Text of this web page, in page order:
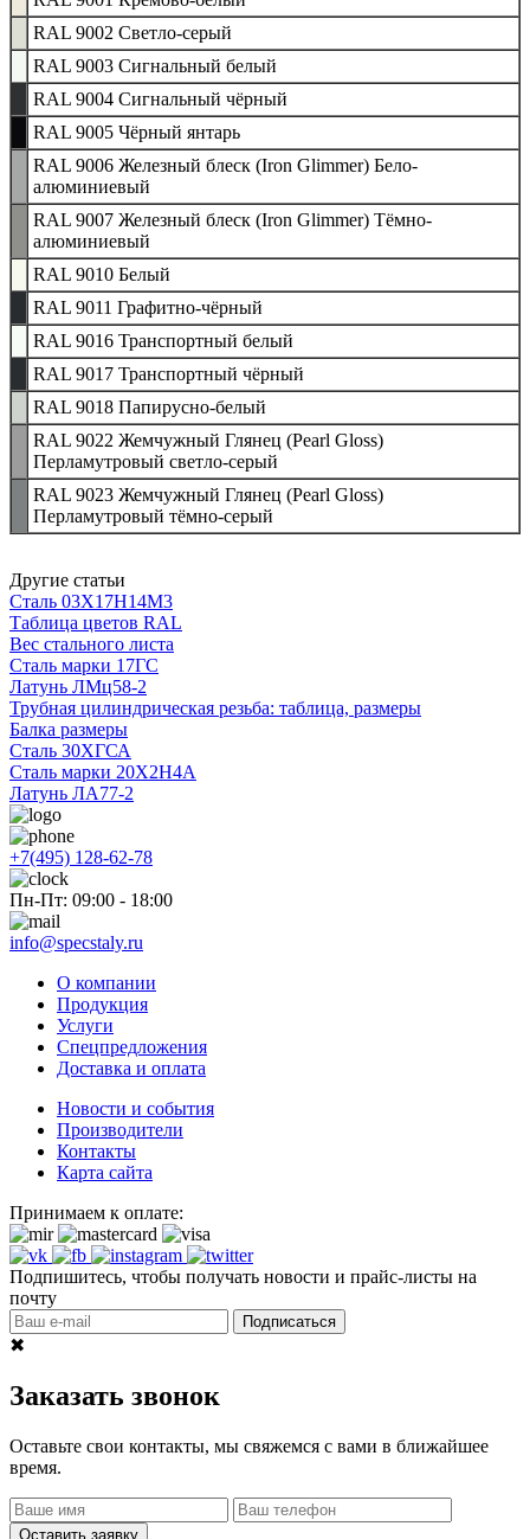
RAL 9002 Светло-серый
RAL 9003 Сигнальный белый
RAL 9004 Сигнальный чёрный
RAL 9005 Чёрный янтарь
RAL 9006 Железный блеск (Iron Glimmer) Бело-
алюминиевый
RAL 9007 Железный блеск (Iron Glimmer) Тёмно-
алюминиевый
RAL 9010 Белый
RAL 9011 Графитно-чёрный
RAL 9016 Транспортный белый
RAL 9017 Транспортный чёрный
RAL 9018 Папирусно-белый
RAL 9022 Жемчужный Глянец (Pearl Gloss)
Перламутровый светло-серый
RAL 9023 Жемчужный Глянец (Pearl Gloss)
Перламутровый тёмно-серый
Другие статьи
Сталь 03Х17Н14М3
Таблица цветов RAL
Вес стального листа
Сталь марки 17ГС
Латунь ЛМц58-2
Трубная цилиндрическая резьба: таблица, размеры
Балка размеры
Сталь 30ХГСА
Сталь марки 20Х2Н4А
Латунь ЛА77-2
+7(495) 128-62-78
Пн-Пт: 09:00 - 18:00
info@specstaly.ru
О компании
Продукция
Услуги
Спецпредложения
Доставка и оплата
Новости и события
Производители
Контакты
Карта сайта
Принимаем к оплате:
Подпишитесь, чтобы получать новости и прайс-листы на
почту
Подписаться
✖
Заказать звонок
Оставьте свои контакты, мы свяжемся с вами в ближайшее
время.
Оставить заявку